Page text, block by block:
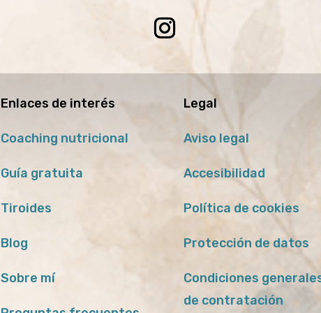
Enlaces de interés
Coaching nutricional
Guía gratuita
Tiroides
Blog
Sobre mí
Legal
Aviso legal
Accesibilidad
Política de cookies
Protección de datos
Condiciones
de contratación